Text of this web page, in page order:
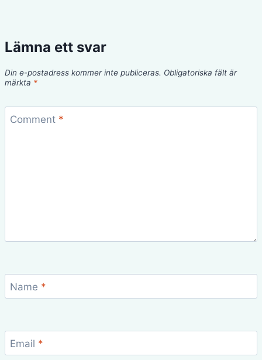
Lämna ett svar
Din e-postadress kommer inte publiceras. Obligatoriska fält är
märkta *
Comment *
Name *
Email *